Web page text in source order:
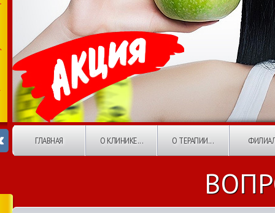
ГЛАВНАЯ О КЛИНИКЕ... О ТЕРАПИИ...